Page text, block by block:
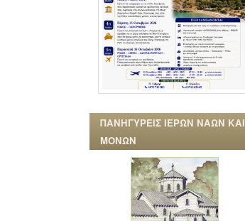
ΠΑΝΗΓΥΡΕΙΣ ΙΕΡΩΝ ΝΑΩΝ ΚΑΙ
ΜΟΝΩΝ